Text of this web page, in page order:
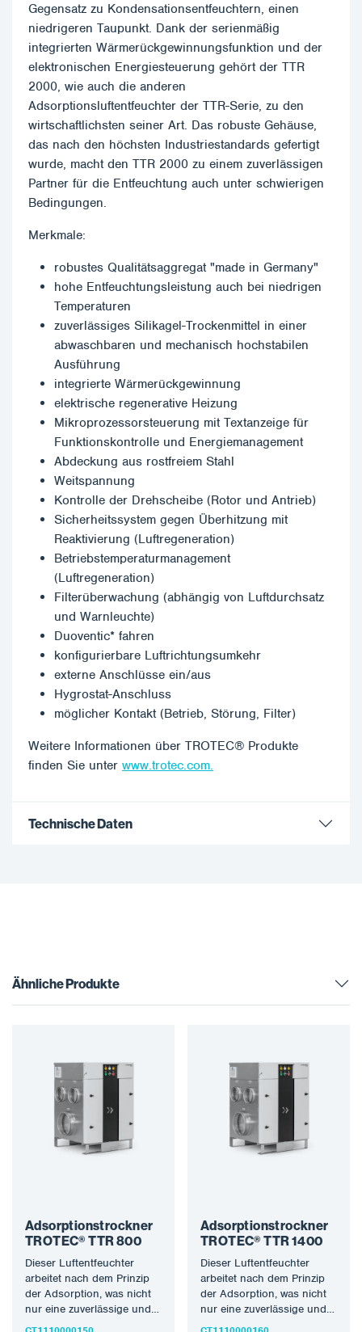
Gegensatz zu Kondensationsentfeuchtern, einen
niedrigeren Taupunkt. Dank der serienmäßig
integrierten Wärmerückgewinnungsfunktion und der
elektronischen Energiesteuerung gehört der TTR
2000, wie auch die anderen
Adsorptionsluftentfeuchter der TTR-Serie, zu den
wirtschaftlichsten seiner Art. Das robuste Gehäuse,
das nach den höchsten Industriestandards gefertigt
wurde, macht den TTR 2000 zu einem zuverlässigen
Partner für die Entfeuchtung auch unter schwierigen
Bedingungen.
Merkmale:
robustes Qualitätsaggregat "made in Germany"
hohe Entfeuchtungsleistung auch bei niedrigen
Temperaturen
zuverlässiges Silikagel-Trockenmittel in einer
abwaschbaren und mechanisch hochstabilen
Ausführung
integrierte Wärmerückgewinnung
elektrische regenerative Heizung
Mikroprozessorsteuerung mit Textanzeige für
Funktionskontrolle und Energiemanagement
Abdeckung aus rostfreiem Stahl
Weitspannung
Kontrolle der Drehscheibe (Rotor und Antrieb)
Sicherheitssystem gegen Überhitzung mit
Reaktivierung (Luftregeneration)
Betriebstemperaturmanagement
(Luftregeneration)
Filterüberwachung (abhängig von Luftdurchsatz
und Warnleuchte)
Duoventic* fahren
konfigurierbare Luftrichtungsumkehr
externe Anschlüsse ein/aus
Hygrostat-Anschluss
möglicher Kontakt (Betrieb, Störung, Filter)
Weitere Informationen über TROTEC® Produkte
finden Sie unter www.trotec.com.
Technische Daten
Ähnliche Produkte
Adsorptionstrockner
TROTEC® TTR 800
Dieser Luftentfeuchter
arbeitet nach dem Prinzip
der Adsorption, was nicht
nur eine zuverlässige und
hohe
Adsorptionstrockner
TROTEC® TTR 1400
Dieser Luftentfeuchter
arbeitet nach dem Prinzip
der Adsorption, was nicht
nur eine zuverlässige und
hohe